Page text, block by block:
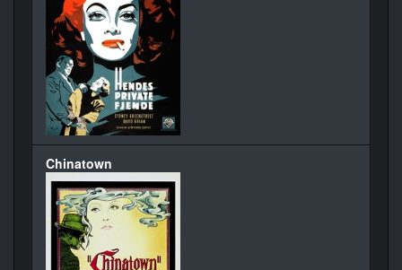
Chinatown